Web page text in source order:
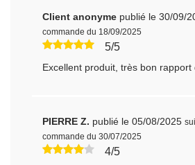
Client anonyme publié le 30/09/
commande du 18/09/2025
5/5
Excellent produit, très bon rapport
PIERRE Z. publié le 05/08/2025
commande du 30/07/2025
4/5